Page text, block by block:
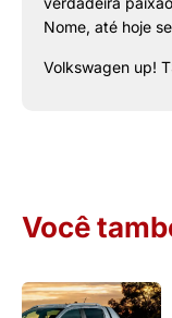
Nome, até hoje
Volkswagen up!
Você